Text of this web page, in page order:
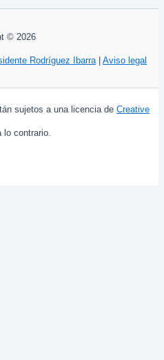
© 2026
Rodríguez Ibarra| Aviso legal
sujetos a una licencia de Creative
lo contrario.